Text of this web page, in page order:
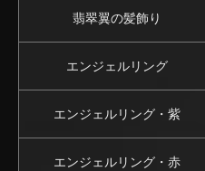
翡翠翼の髪飾り
エンジェルリング
エンジェルリング・紫
エンジェルリング・赤